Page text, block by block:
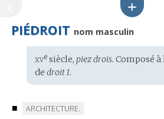
PIÉDROIT nom masculin
Étymologie
:
xvesiècle, piez drois. Composé à
de droit I.
■
MARQUE
ARCHITECTURE.